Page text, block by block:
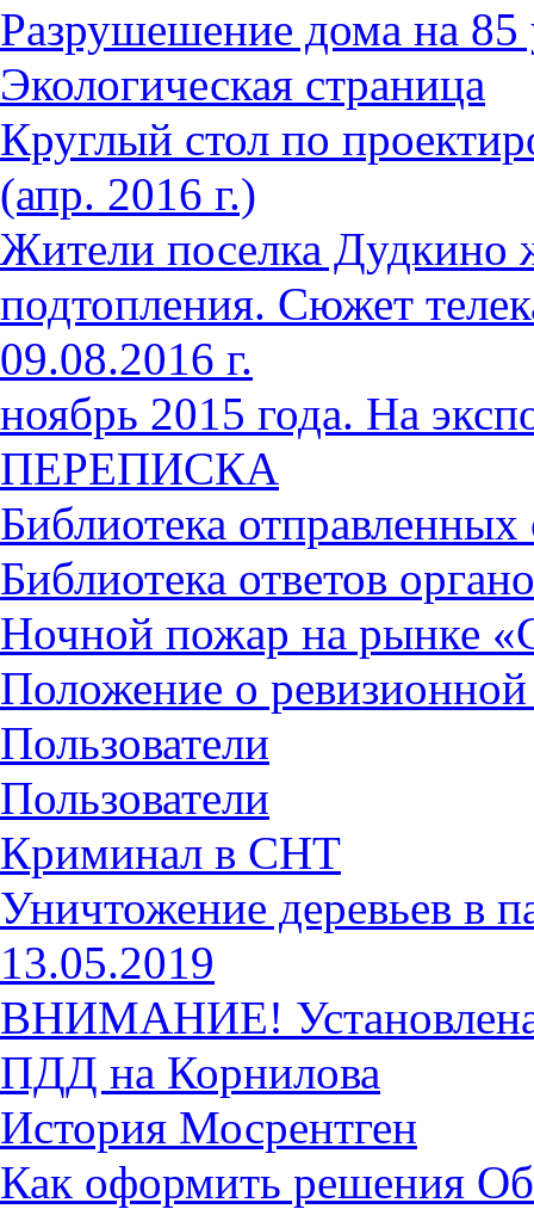
Разрушешение дома на 85
Экологическая страница
Круглый стол по
(апр. 2016 г.)
Жители поселка Дудкино
подтопления. Сюжет
09.08.2016 г.
ноябрь 2015 года. На
ПЕРЕПИСКА
Библиотека
Библиотека ответов
Ночной пожар на рынке
Положение о
Пользователи
Пользователи
Криминал в СНТ
Уничтожение деревьев в
13.05.2019
ВНИМАНИЕ! Установлена
ПДД на Корнилова
История Мосрентген
Как оформить решения